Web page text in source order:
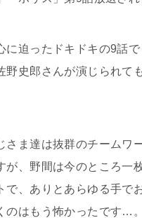
に迫ったドキドキの9話
野史郎さんが演じられて
さま達は抜群のチームワ
が、野間は今のところ一
で、ありとあらゆる手で
のはもう怖かったです…